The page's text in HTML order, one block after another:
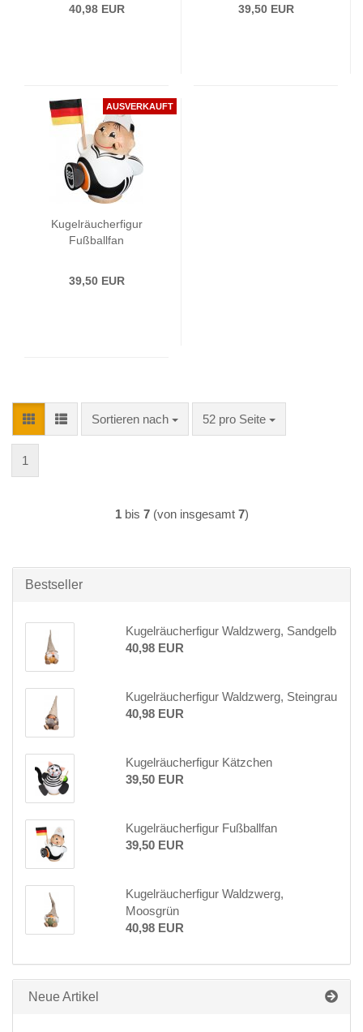
40,98 EUR 39,50 EUR
AUSVERKAUFT
Kugelräucherfigur
Fußballfan
39,50 EUR
Sortieren nach
Sortieren nach 52 pro Seite
pro Seite
1
1bis 7(von insgesamt 7)
Bestseller
Kugelräucherfigur Waldzwerg, Sandgelb
40,98 EUR
Kugelräucherfigur Waldzwerg, Steingrau
40,98 EUR
Kugelräucherfigur Kätzchen
39,50 EUR
Kugelräucherfigur Fußballfan
39,50 EUR
Kugelräucherfigur Waldzwerg,
Moosgrün
40,98 EUR
Neue Artikel